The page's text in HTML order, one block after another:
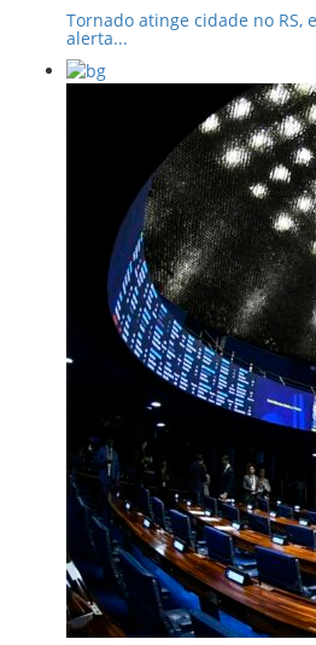
Tornado atinge cidade no RS,
alerta...